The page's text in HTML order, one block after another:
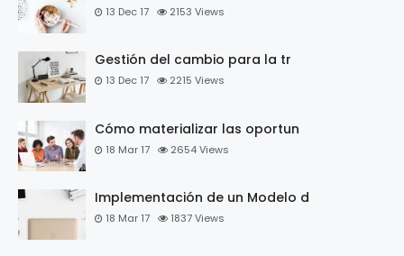
13 Dec 17 2153 Views
Gestión del cambio para la tr
13 Dec 17 2215 Views
Cómo materializar las oportun
18 Mar 17 2654Views
Implementación de un Modelo d
18 Mar 17 1837Views